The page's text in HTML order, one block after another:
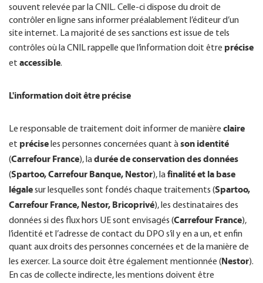
souvent relevée par la CNIL. Celle-ci dispose du droit de
contrôler en ligne sans informer préalablement l’éditeur d’un
site internet. La majorité de ses sanctions est issue de tels
contrôles où la CNIL rappelle que l’information doit être précise
et accessible.
L'information doit être précise
Le responsable de traitement doit informer de manière claire
et précise les personnes concernées quant àson identité
(Carrefour France), ladurée de conservation des données
(Spartoo, Carrefour Banque, Nestor), lafinalité et la base
légalesur lesquelles sont fondés chaque traitements (Spartoo,
Carrefour France, Nestor, Bricoprivé), les destinataires des
données si des flux hors UE sont envisagés (Carrefour France),
l’identité et l’adresse de contact du DPO s’il y en a un, et enfin
quant aux droits des personnes concernées et de la manière de
les exercer. La source doit être également mentionnée (Nestor).
En cas de collecte indirecte, les mentions doivent être